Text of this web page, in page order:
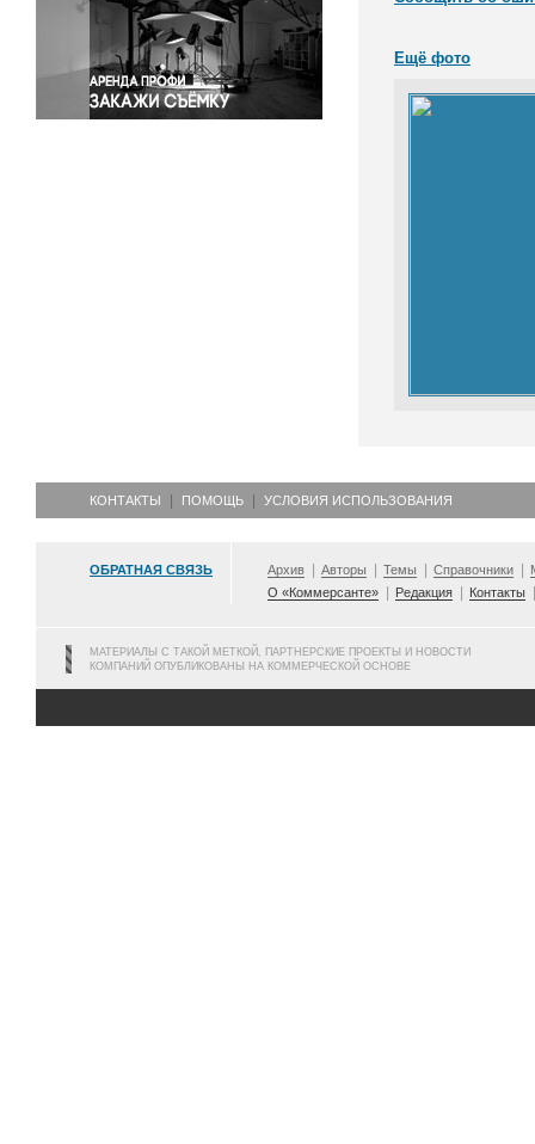
Спорт
Экология
Экономика и бизнес
Ещё фото
КОНТАКТЫ ПОМОЩЬ УСЛОВИЯ ИСПОЛЬЗОВАНИЯ
ОБРАТНАЯ СВЯЗЬ Архив Авторы Темы Справочники
О «Коммерсанте»
Редакция Контакты
МАТЕРИАЛЫ С ТАКОЙ МЕТКОЙ, ПАРТНЕРСКИЕ ПРОЕКТЫ И НОВОСТИ
КОМПАНИЙ ОПУБЛИКОВАНЫ НА КОММЕРЧЕСКОЙ ОСНОВЕ